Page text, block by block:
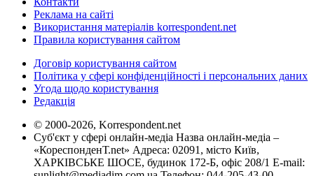
Реклама на сайті
Використання матеріалів korrespondent.net
Правила користування сайтом
Договір користування сайтом
Політика у сфері конфіденційності і персональних даних
Угода щодо користування
Редакція
© 2000-2026, Korrespondent.net
Суб'єкт у сфері онлайн-медіа Назва онлайн-медіа –
«КореспонденТ.net» Адреса: 02091, місто Київ,
ХАРКІВСЬКЕ ШОСЕ, будинок 172-Б, офіс 208/1 E-mail: